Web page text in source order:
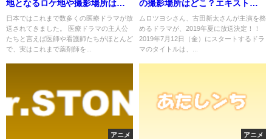
地となるロケ地や撮影場所はど
こ？大学や薬局など
日本ではこれまで数多くの医療ドラマが放
送されてきました。 医療ドラマの主人公
たちと言えば医師や看護師たちがほとんど
で、実はこれまで薬剤師を...
の撮影場所はどこ？エキストラ
募集は？
ムロツヨシさん、古田新太さんが主演を務
めるドラマが、2019年夏に放送決定！！
2019年7月12日（金）にスタートするドラ
マのタイトルは、...
アニメ アニメ